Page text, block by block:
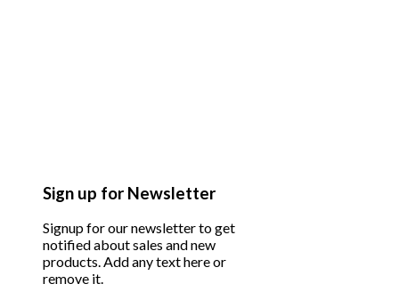
Sign up for Newsletter
Signup for our newsletter to get
notified about sales and new
products. Add any text here or
remove it.